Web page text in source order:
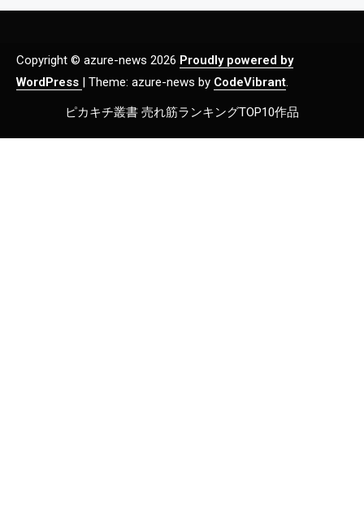
Copyright © azure-news 2026 Proudly powered by
WordPress
Theme: azure-news by CodeVibrant.
ピカキチ叢書 売れ筋ランキングTOP10作品